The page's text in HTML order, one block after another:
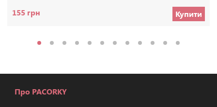
155 грн Купити
Про PACORKY